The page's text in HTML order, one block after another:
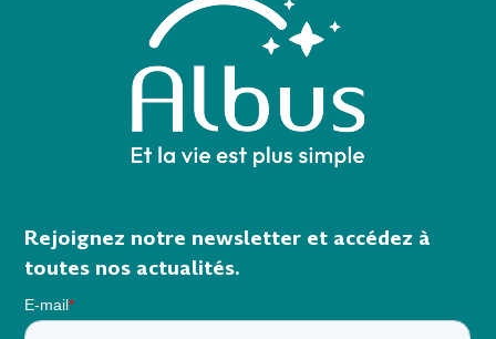
Rejoignez notre newsletter et accédez à
toutes nos actualités.